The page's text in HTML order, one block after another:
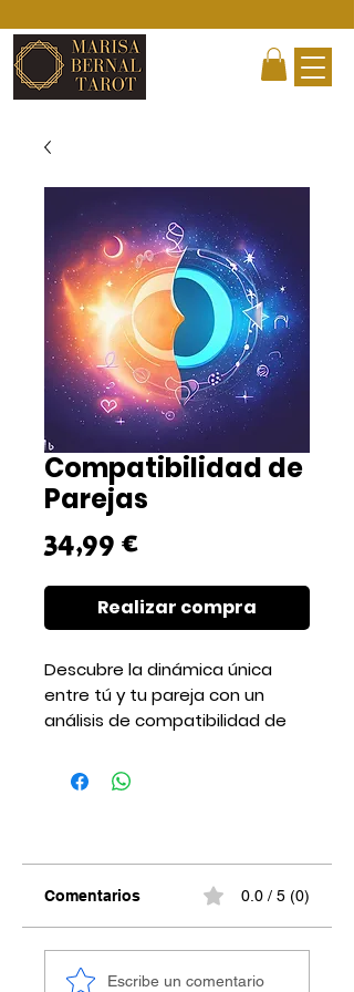
Compatibilidad de
Parejas
34,99 €Precio
Realizar compra
Descubre la dinámica única
entre tú y tu pareja con un
análisis de compatibilidad de
cartas astrales.
Nuestras astrólogas evaluarán
vuestra relación y a encontrar
la armonía cósmica.
*Una vez realizada tu compra
escríbenos vía WhatsApp para
Comentarios 0.0 / 5 (0)
Escribe un comentario